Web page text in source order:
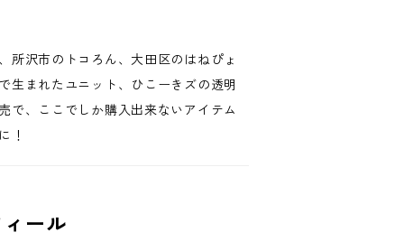
所沢市のトコろん、大田区のはねぴょ
生まれたユニット、ひこーきズの透明
で、ここでしか購入出来ないアイテム
！
ール